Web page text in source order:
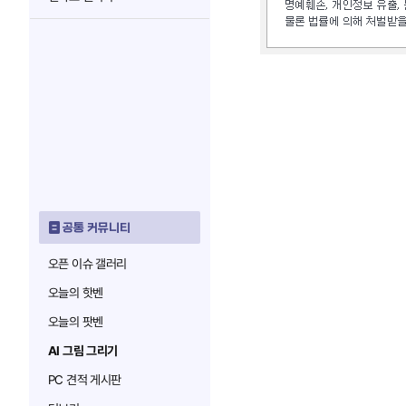
공통 커뮤니티
오픈 이슈 갤러리
오늘의 핫벤
오늘의 팟벤
AI 그림 그리기
PC 견적 게시판